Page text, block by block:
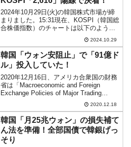
2024年10月29日(火)の韓国株式市場が締
まりました。15:31現在、KOSPI（韓国総
合株価指数）のチャートは以下のように
『Investing.com』より引用）。KOSPIは
「2,600」を回復して2,616...
2024.10.29
韓国「ウォン安阻止」で「91億ド
ル」投入していた！
2020年12月16日、アメリカ合衆国の財務
省は「Macroeconomic and Foreign
Exchange Policies of Major Trading
Partners of the United States」（合衆
2020.12.18
韓国「月25兆ウォン」の損失補て
ん法を準備！全部国債で韓銀げっ
そり